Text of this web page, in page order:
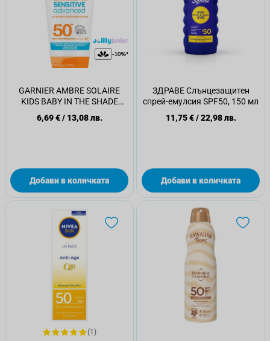
GARNIER AMBRE SOLAIRE
KIDS BABY IN THE SHADE
Слънцезащитен крем SPF 50,
50 мл
6,69 €/ 13,08 лв.
Добави в количката
ЗДРАВЕ Слънцезащитен
спрей-емулсия SPF50, 150 мл
11,75 €/22,98 лв.
Добави в количката
(1)